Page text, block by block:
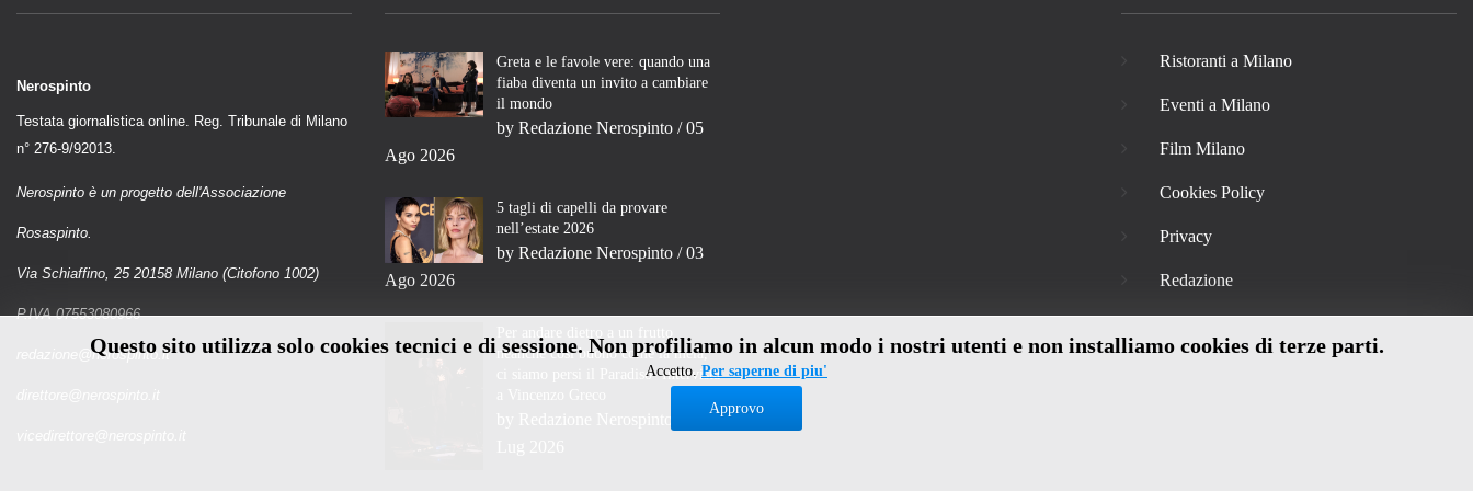
Questo sito utilizza solo cookies tecnici e di sessione. Non profiliamo in alcun modo i nostri utenti e non installiamo cookies di terze parti.
Accetto. Per saperne di piu'
Approvo
Nerospinto
Testata giornalistica online. Reg. Tribunale di Milano
n° 276-9/92013.
Nerospinto è un progetto dell'Associazione
Rosaspinto.
Via Schiaffino, 25 20158 Milano (Citofono 1002)
P.IVA 07553080966
redazione@nerospinto.it
Greta e le favole vere: quando una
fiaba diventa un invito a cambiare
il mondo
by Redazione Nerospinto / 05
Ago 2026
5 tagli di capelli da provare
nell’estate 2026
by Redazione Nerospinto / 03
Ago 2026
neanche così buono come la mela,
ci siamo persi il Paradiso- Intervista
Ristoranti a Milano
Eventi a Milano
Film Milano
Cookies Policy
Privacy
Redazione